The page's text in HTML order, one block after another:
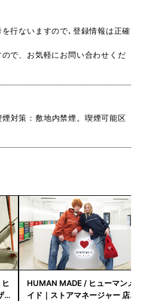
行ないますので､登録情報は正確
で、お気軽にお問い合わせくだ
対策：敷地内禁煙。喫煙可能区
HUMAN MADE / ヒューマンメ
イド｜ストアマネージャー 店長